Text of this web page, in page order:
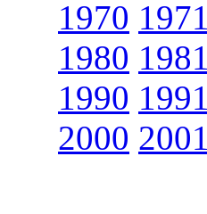
1970 1971
1980 1981
1990 1991
2000 2001